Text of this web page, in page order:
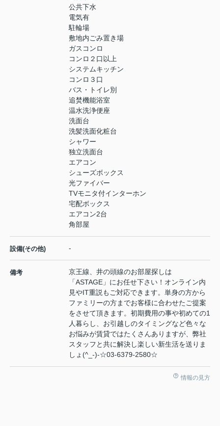
公共下水
電気有
駐輪場
敷地内ごみ置き場
ガスコンロ
コンロ２口以上
システムキッチン
コンロ３口
バス・トイレ別
追焚機能浴室
温水洗浄便座
洗面台
洗髪洗面化粧台
シャワー
独立洗面台
エアコン
シューズボックス
光ファイバー
TVモニタ付インターホン
宅配ボックス
エアコン2台
角部屋
設備(その他) -
備考
京王線、井の頭線のお部屋探しは
「ASTAGE」にお任せ下さい！オンライン内
見やIT重説もご対応できます。単身の方から
ファミリーの方までお客様に合わせたご提案
をさせて頂きます。初期費用の事や初めての1
人暮らし、お引越しのタイミングなど色々な
お悩みが賃貸ではたくさんありますが、弊社
スタッフと共に解決し楽しい新生活を送りま
しょ(^_-)-☆03-6379-2580☆
情報の見方